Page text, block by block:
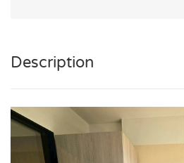
Description